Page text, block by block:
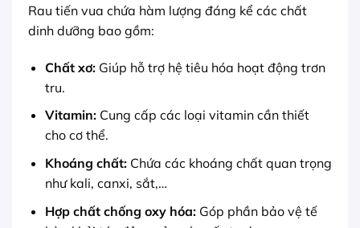
Rau tiến vua chứa hàm lượng đáng kể các chất
dinh dưỡng bao gồm:
Chất xơ:Giúp hỗ trợ hệ tiêu hóa hoạt động trơn
tru.
Vitamin:Cung cấp các loại vitamin cần thiết
cho cơ thể.
Khoáng chất:Chứa các khoáng chất quan trọng
như kali, canxi, sắt,…
Hợp chất chống oxy hóa:Góp phần bảo vệ tế